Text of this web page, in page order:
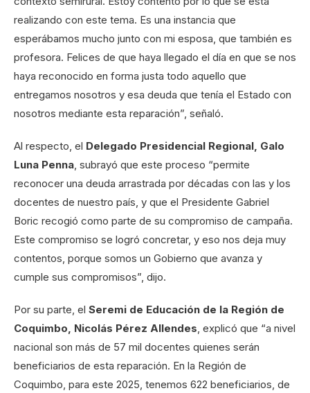
realizando con este tema. Es una instancia que
esperábamos mucho junto con mi esposa, que también es
profesora. Felices de que haya llegado el día en que se nos
haya reconocido en forma justa todo aquello que
entregamos nosotros y esa deuda que tenía el Estado con
nosotros mediante esta reparación”, señaló.
Al respecto, el Delegado Presidencial Regional, Galo
Luna Penna, subrayó que este proceso “permite
reconocer una deuda arrastrada por décadas con las y los
docentes de nuestro país, y que el Presidente Gabriel
Boric recogió como parte de su compromiso de campaña.
Este compromiso se logró concretar, y eso nos deja muy
contentos, porque somos un Gobierno que avanza y
cumple sus compromisos”, dijo.
Por su parte, el Seremi de Educación de la Región de
Coquimbo, Nicolás Pérez Allendes, explicó que “a nivel
nacional son más de 57 mil docentes quienes serán
beneficiarios de esta reparación. En la Región de
Coquimbo, para este 2025, tenemos 622 beneficiarios, de